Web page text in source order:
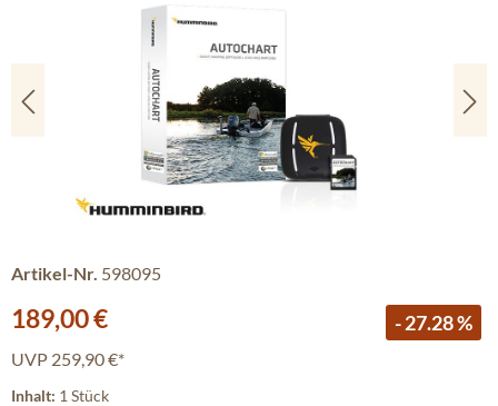
Artikel-Nr. 598095
Verkaufspreis:
189,00 € - 27.28 %
UVP 259,90 €*
Inhalt: 1 Stück